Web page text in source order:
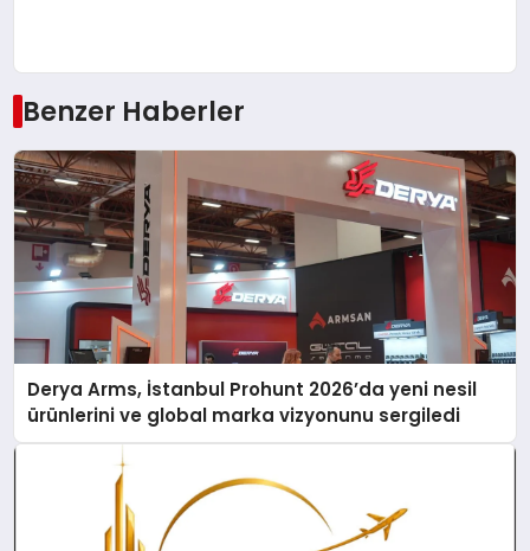
Benzer Haberler
Derya Arms, İstanbul Prohunt 2026’da yeni nesil
ürünlerini ve global marka vizyonunu sergiledi